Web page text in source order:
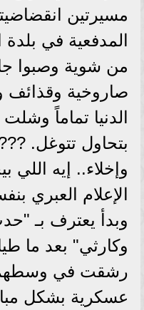
مسيرتين
المدفعية في
من شوية وصبوا
صاروخية وقذائف
الدنيا تماماً
بتحاول تتوغل.
وإخلاء.. إيه
الإعلام العبري
وبدأ يعترف بـ
وكارثي" بعد ما
رشقت في وسطهم
عسكرية بشكل